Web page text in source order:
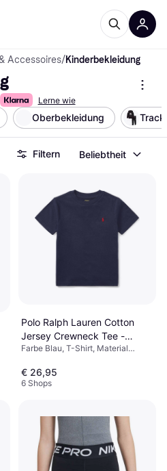
Accessoires/Kinderbekleidung
Lerne wie
Oberbekleidung
Filtern Beliebtheit
Polo Ralph Lauren Cotton
Jersey Crewneck Tee -
Cruise Navy
Farbe Blau, T-Shirt, Material
€ 26,95
6 Shops